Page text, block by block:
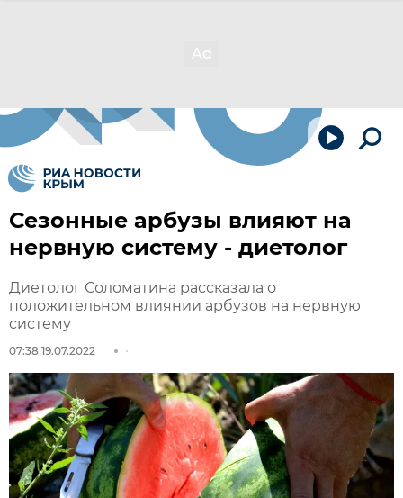
Сезонные арбузы влияют на
нервную систему - диетолог
Диетолог Соломатина рассказала о
положительном влиянии арбузов на нервную
систему
07:38 19.07.2022